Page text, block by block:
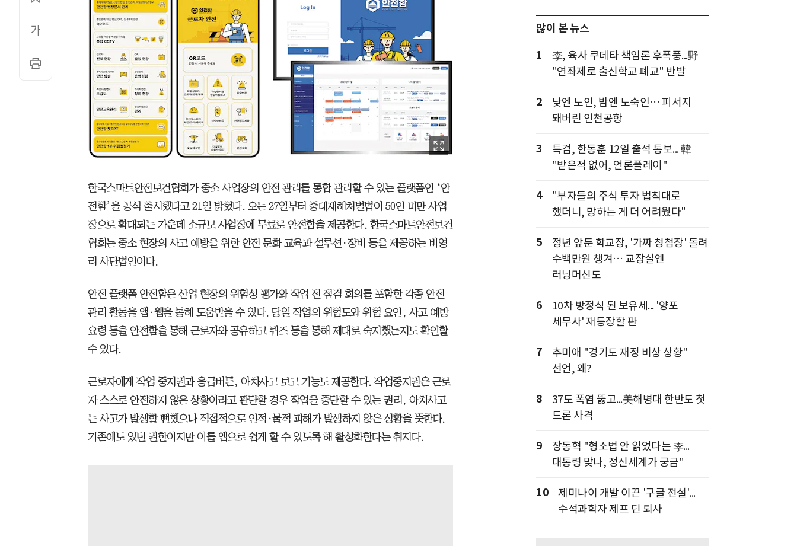
한국스마트안전보건협회가 중소 사업장의 안전 관리를 통합 관리할 수 있는 플랫폼인 ‘안
전함’을 공식 출시했다고 21일 밝혔다. 오는 27일부터 중대재해처벌법이 50인 미만 사업
장으로 확대되는 가운데 소규모 사업장에 무료로 안전함을 제공한다. 한국스마트안전보건
협회는 중소 현장의 사고 예방을 위한 안전 문화 교육과 설루션·장비 등을 제공하는 비영
리 사단법인이다.
안전 플랫폼 안전함은 산업 현장의 위험성 평가와 작업 전 점검 회의를 포함한 각종 안전
관리 활동을 앱·웹을 통해 도움받을 수 있다. 당일 작업의 위험도와 위험 요인, 사고 예방
요령 등을 안전함을 통해 근로자와 공유하고 퀴즈 등을 통해 제대로 숙지했는지도 확인할
수 있다.
근로자에게 작업 중지권과 응급버튼, 아차사고 보고 기능도 제공한다. 작업중지권은 근로
자 스스로 안전하지 않은 상황이라고 판단할 경우 작업을 중단할 수 있는 권리, 아차사고
는 사고가 발생할 뻔했으나 직접적으로 인적·물적 피해가 발생하지 않은 상황을 뜻한다.
기존에도 있던 권한이지만 이를 앱으로 쉽게 할 수 있도록 해 활성화한다는 취지다.
많이 본 뉴스
1
李, 육사 쿠데타 책임론 후폭풍...野
"연좌제로 출신학교 폐교" 반발
2
낮엔 노인, 밤엔 노숙인… 피서지
돼버린 인천공항
3
특검, 한동훈 12일 출석 통보... 韓
"받은적 없어, 언론플레이"
4
"부자들의 주식 투자 법칙대로
했더니, 망하는 게 더 어려웠다"
5
정년 앞둔 학교장, '가짜 청첩장' 돌려
수백만원 챙겨… 교장실엔
러닝머신도
6
10차 방정식 된 보유세... '양포
세무사' 재등장할 판
7
추미애 "경기도 재정 비상 상황"
선언, 왜?
8
37도 폭염 뚫고...美해병대 한반도 첫
드론 사격
9
장동혁 "형소법 안 읽었다는 李...
대통령 맞나, 정신세계가 궁금"
10
제미나이 개발 이끈 '구글 전설'...
수석과학자 제프 딘 퇴사